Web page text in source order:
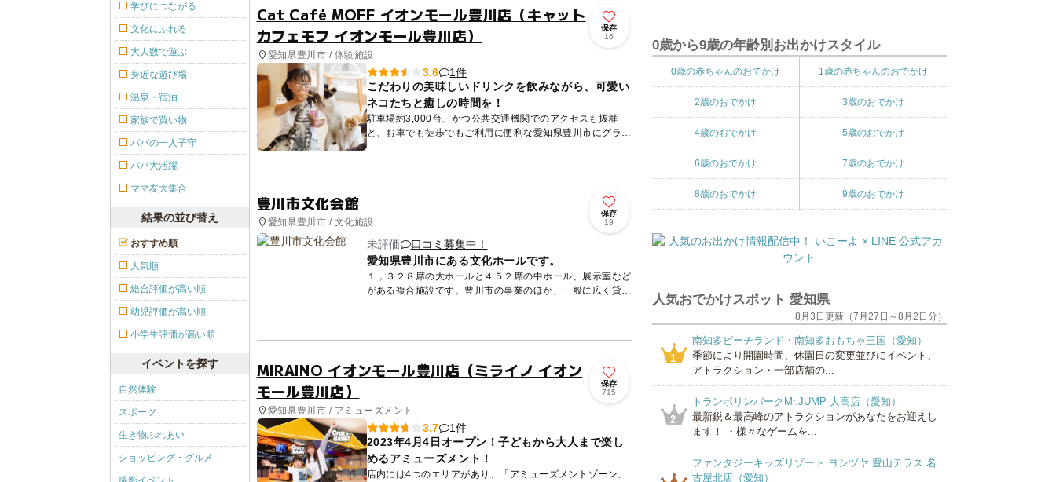
Cat Café MOFF イオンモール豊川店（キャット
カフェモフ イオンモール豊川店）
愛知県豊川市 / 体験施設
保存
16
3.6
1件
こだわりの美味しいドリンクを飲みながら、可愛い
ネコたちと癒しの時間を！
駐車場約3,000台、かつ公共交通機関でのアクセスも抜群
と、お車でも徒歩でもご利用に便利な愛知県豊川市にグラン
ドオープンする大型商業施設「イオンモール豊川」に出店い
豊川市文化会館
愛知県豊川市 / 文化施設
保存
19
未評価
口コミ募集中！
愛知県豊川市にある文化ホールです。
１，３２８席の大ホールと４５２席の中ホール、展示室など
がある複合施設です。豊川市の事業のほか、一般に広く貸し
MIRAINO イオンモール豊川店（ミライノ イオン
モール豊川店）
愛知県豊川市 / アミューズメント
保存
715
3.7
1件
2023年4月4日オープン！子どもから大人まで楽し
めるアミューズメント！
店内には4つのエリアがあり、「アミューズメントゾーン」
学びにつながる
文化にふれる
大人数で遊ぶ
身近な遊び場
温泉・宿泊
家族で買い物
パパの一人子守
パパ大活躍
ママ友大集合
結果の並び替え
おすすめ順
人気順
総合評価が高い順
幼児評価が高い順
小学生評価が高い順
イベントを探す
自然体験
スポーツ
生き物ふれあい
ショッピング・グルメ
0歳から9歳の年齢別お出かけスタイル
0歳の赤ちゃんのおでかけ 1歳の赤ちゃんのおでかけ
2歳のおでかけ 3歳のおでかけ
4歳のおでかけ 5歳のおでかけ
6歳のおでかけ 7歳のおでかけ
8歳のおでかけ 9歳のおでかけ
人気おでかけスポット 愛知県
8月3日更新（7月27日～8月2日分）
1
南知多ビーチランド・南知多おもちゃ王国（愛知）
季節により開園時間、休園日の変更並びにイベント、
アトラクション・一部店舗の...
2
トランポリンパークMr.JUMP 大高店（愛知）
最新鋭＆最高峰のアトラクションがあなたをお迎えし
ます！ ・様々なゲームを...
ファンタジーキッズリゾート ヨシヅヤ 豊山テラス 名
古屋北店（愛知）